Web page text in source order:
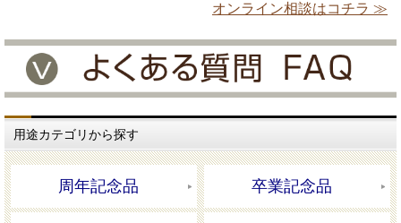
オンライン相談はコチラ ≫
用途カテゴリから探す
周年記念品 卒業記念品